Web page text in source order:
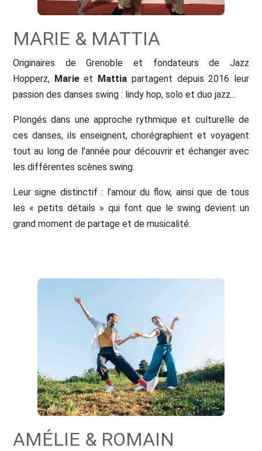
MARIE & MATTIA
Originaires de Grenoble et fondateurs de Jazz
Hopperz, Marieet Mattia partagent depuis 2016 leur
passion des danses swing : lindy hop, solo et duo jazz...
Plongés dans une approche rythmique et culturelle de
ces danses, ils enseignent, chorégraphient et voyagent
tout au long de l’année pour découvrir et échanger avec
les différentes scènes swing.
Leur signe distinctif : l’amour du flow, ainsi que de tous
les « petits détails » qui font que le swing devient un
grand moment de partage et de musicalité.
AMÉLIE & ROMAIN